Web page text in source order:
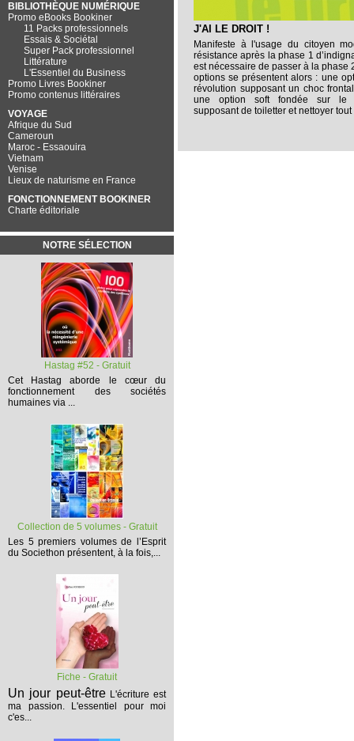
BIBLIOTHÈQUE NUMÉRIQUE
Promo eBooks Bookiner
11 Packs professionnels
Essais & Sociétal
Super Pack professionnel
Littérature
L'Essentiel du Business
Promo Livres Bookiner
Promo contenus littéraires
VOYAGE
Afrique du Sud
Cameroun
Maroc - Essaouira
Vietnam
Venise
Lieux de naturisme en France
FONCTIONNEMENT BOOKINER
Charte éditoriale
NOTRE SÉLECTION
Hastag #52 - Gratuit
Cet
Hastag aborde le cœur du
fonctionnement des sociétés
humaines via ...
Collection de 5 volumes - Gratuit
Les 5 premiers volumesde l’Esprit
du Societhon présentent, à la fois,...
Fiche - Gratuit
Un jour peut-être L'écriture est
ma passion. L'essentiel pour moi
c'es...
J'AI LE DROIT !
Manifeste à l'usage du citoyen
résistance après la phase 1
est nécessaire de passer à la phase
options se présentent alors : une
révolution supposant un choc
une option soft fondée sur le
supposant de toiletter et nettoyer